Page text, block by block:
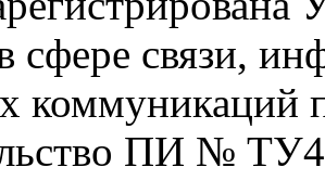
сфере связи,
коммуникаций
ПИ №